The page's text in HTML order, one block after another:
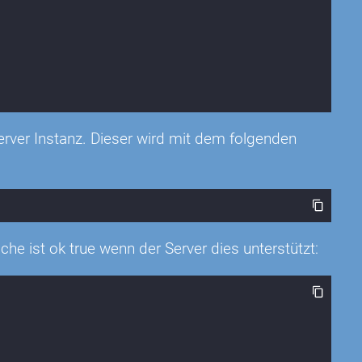
Instanz. Dieser wird mit dem folgenden
ist ok true wenn der Server dies unterstützt: